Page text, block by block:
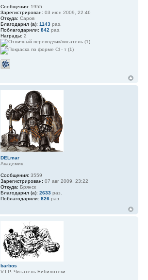
Сообщения: 1955
Зарегистрирован: 03 июн 2009, 22:46
Откуда: Саров
Благодарил (а): 1143раз.
Поблагодарили: 842 раз.
Награды: 2
DELmar
Академик
Сообщения: 3559
Зарегистрирован: 07 авг 2009, 23:22
Откуда: Брянск
Благодарил (а): 2633раз.
Поблагодарили: 826раз.
barbos
V.I.P. Читатель Бибилотеки